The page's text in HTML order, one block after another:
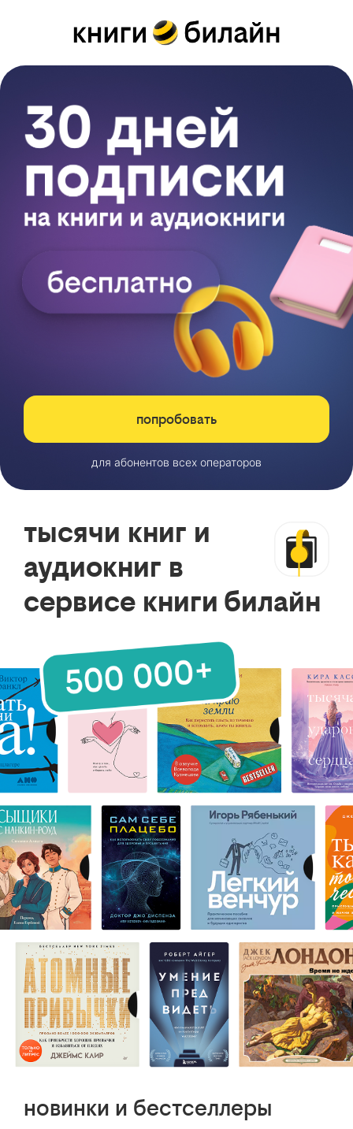
попробовать
для абонентов всех операторов
тысячи книг и
аудиокниг в
сервисе книги билайн
новинки и бестселлеры